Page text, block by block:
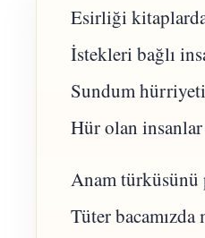
Esirliği
İstekleri bağlı
Sundum
Hür olan
Anam türküsünü
Tüter